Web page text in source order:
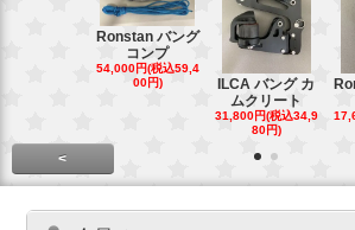
Ronstan バング
コンプ
54,000円(税込59,4
00円)
ILCA バング カ
ムクリート
31,800円(税込34,9
80円)
<